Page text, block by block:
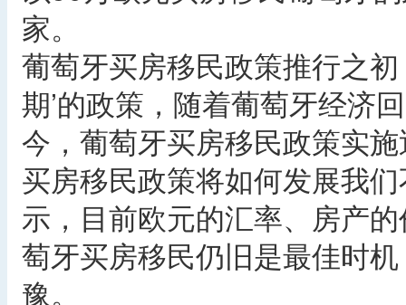
家。
葡萄牙买房移民政策推行之
期’的政策，随着葡萄牙经济
今，葡萄牙买房移民政策实
买房移民政策将如何发展我
示，目前欧元的汇率、房产
萄牙买房移民仍旧是最佳时
豫。